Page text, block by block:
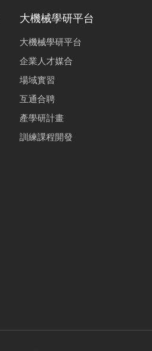
大機械學研平台
大機械學研平台
企業人才媒合
場域實習
互通合聘
產學研計畫
訓練課程開發